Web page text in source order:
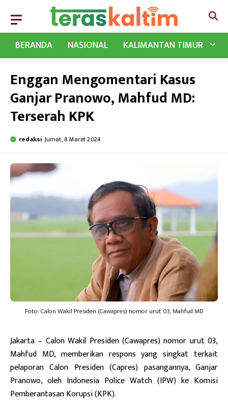
BERANDA
NASIONAL KALIMANTAN TIMUR
Enggan Mengomentari Kasus
Ganjar Pranowo, Mahfud MD:
Terserah KPK
redaksi Jumat, 8 Maret 2024
Foto: Calon Wakil Presiden (Cawapres) nomor urut 03, Mahfud MD
Jakarta – Calon Wakil Presiden (Cawapres) nomor urut 03,
Mahfud MD, memberikan respons yang singkat terkait
pelaporan Calon Presiden (Capres) pasangannya, Ganjar
Pranowo, oleh Indonesia Police Watch (IPW) ke Komisi
Pemberantasan Korupsi (KPK).